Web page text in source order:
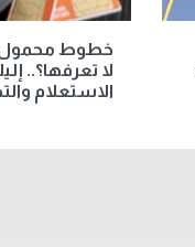
خطوط
لا تعرفها؟..
الاستعلام